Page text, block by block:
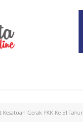
Gerak PKK Ke 51